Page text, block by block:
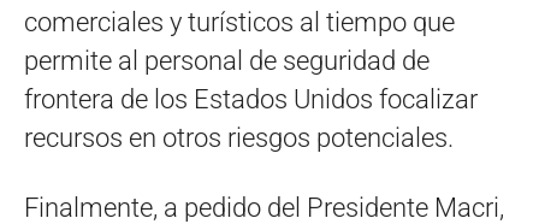
comerciales y turísticos al tiempo que
permite al personal de seguridad de
frontera de los Estados Unidos focalizar
recursos en otros riesgos potenciales.
Finalmente, a pedido del Presidente Macri,